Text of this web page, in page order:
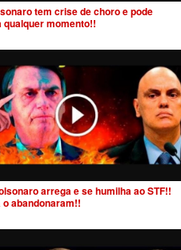
tem crise de choro e pode
qualquer momento!!
arrega e se humilha ao STF!!
abandonaram!!